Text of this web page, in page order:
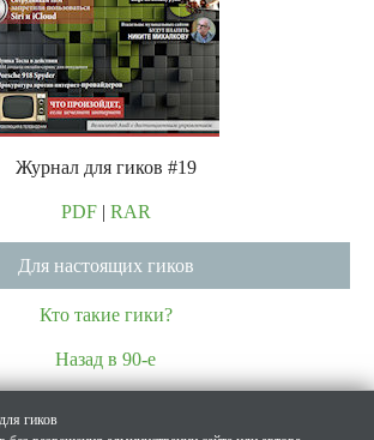
Журнал для гиков #19
PDF| RAR
Для настоящих гиков
Кто такие гики?
Назад в 90-е
гиков